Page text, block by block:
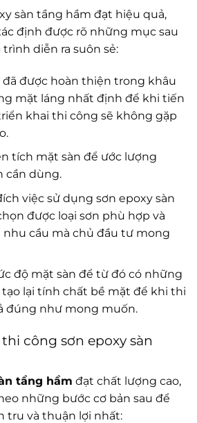
sàn tầng hầm đạt hiệu quả,
định được rõ những mục sau
diễn ra suôn sẻ:
được hoàn thiện trong khâu
mặt láng nhất định để khi tiến
khai thi công sẽ không gặp
tích mặt sàn để ước lượng
cần dùng.
việc sử dụng sơn epoxy sàn
được loại sơn phù hợp và
cầu mà chủ đầu tư mong
độ mặt sàn để từ đó có những
tạo lại tính chất bề mặt để khi thi
đúng như mong muốn.
công sơn epoxy sàn
tầng hầm đạt chất lượng cao,
những bước cơ bản sau để
tru và thuận lợi nhất: